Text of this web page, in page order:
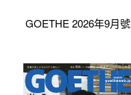
GOETHE 2026年9月號